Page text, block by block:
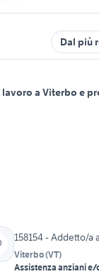
Dal più
a Viterbo e
158154 - Addetto/a
Viterbo(VT)
Assistenza anziani e/